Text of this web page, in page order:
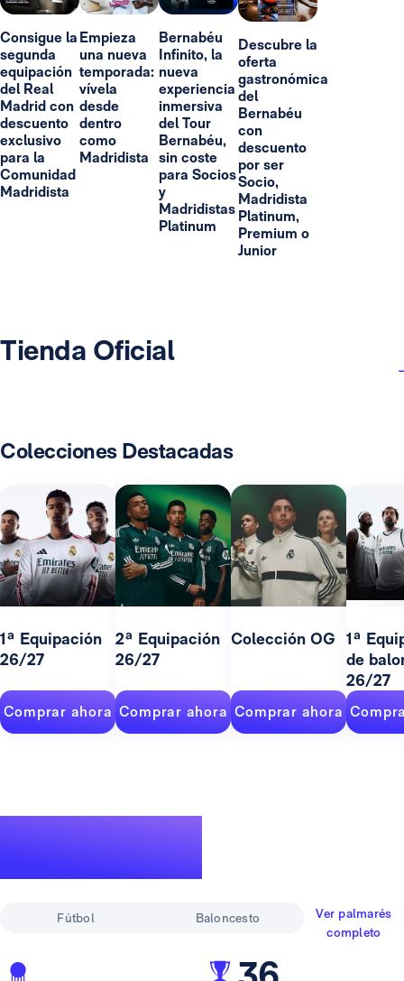
Consigue la
segunda
equipación
del Real
Madrid con
descuento
exclusivo
para la
Comunidad
Madridista
Empieza
una nueva
temporada:
vívela
desde
dentro
como
Madridista
Bernabéu
Infinito, la
nueva
experiencia
inmersiva
del Tour
Bernabéu,
sin coste
para Socios
y
Madridistas
Platinum
Descubre la
oferta
gastronómica
del
Bernabéu
con
descuento
por ser
Socio,
Madridista
Platinum,
Premium o
Junior
Tienda Oficial
Colecciones Destacadas
1ª Equipación
26/27
Comprar ahora
2ª Equipación
26/27
Comprar ahora
Colección OG
Comprar ahora
1ª
de
26/27
Fútbol Baloncesto
Ver palmarés
completo